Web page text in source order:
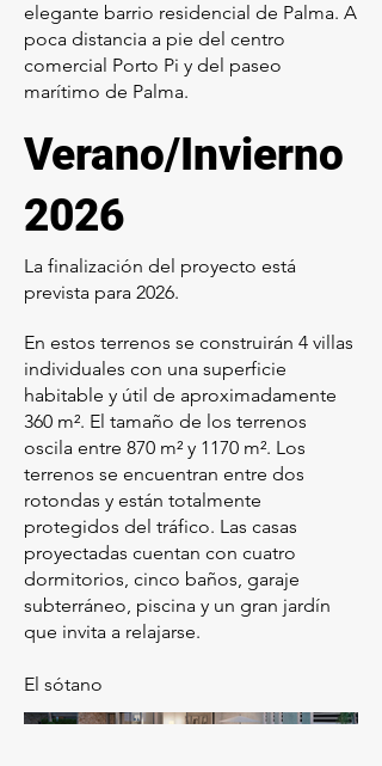
elegante barrio residencial de Palma. A
poca distancia a pie del centro
comercial Porto Pi y del paseo
marítimo de Palma.
Verano/Invierno
2026
La finalización del proyecto está
prevista para 2026.
En estos terrenos se construirán 4 villas
individuales con una superficie
habitable y útil de aproximadamente
360 m². El tamaño de los terrenos
oscila entre 870 m² y 1170 m². Los
terrenos se encuentran entre dos
rotondas y están totalmente
protegidos del tráfico. Las casas
proyectadas cuentan con cuatro
dormitorios, cinco baños, garaje
subterráneo, piscina y un gran jardín
que invita a relajarse.
El sótano